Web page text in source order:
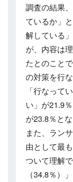
調査の結果
ているか」
解している
が、内容は
たとのこと
の対策を行
「行なって
い」が21.9
が23.8％とな
また、ラン
由として最
ついて理解
（34.8％）